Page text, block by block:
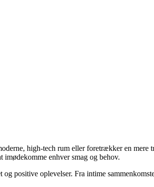
high-tech rum eller foretrækker en
enhver smag og behov.
positive oplevelser. Fra intime